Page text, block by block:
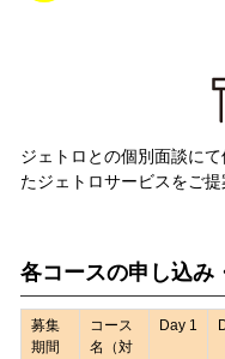
ジェトロとの個別面談に
たジェトロサービスをご提
各コースの申し込み
募集
期間
コース
名（対
Day 1